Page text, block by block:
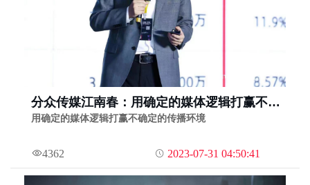
分众传媒江南春：用确定的媒体逻辑打赢不确
定的传播环境｜MS2022灵眸大赏第23期
用确定的媒体逻辑打赢不确定的传播环境
4362 2023-07-31 04:50:41